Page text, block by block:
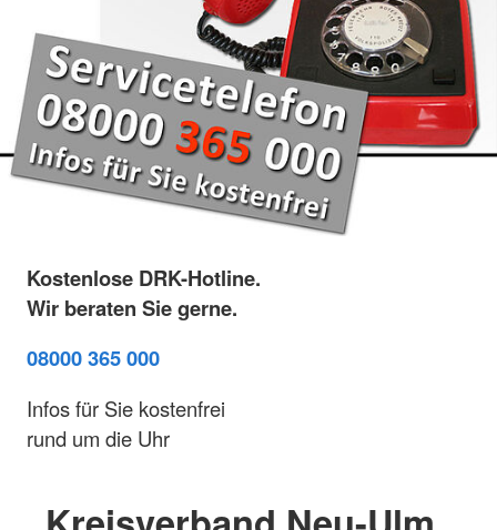
Kostenlose DRK-Hotline.
Wir beraten Sie gerne.
08000 365 000
Infos für Sie kostenfrei
rund um die Uhr